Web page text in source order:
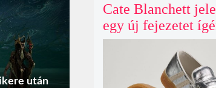
után
Cate Blanchett
egy új fejezetet
Netflix törölte
Fincher Squid Game